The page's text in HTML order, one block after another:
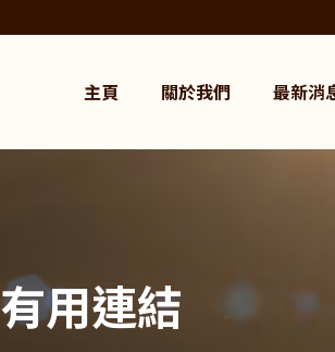
主頁 關於我們 最新消
有用連結